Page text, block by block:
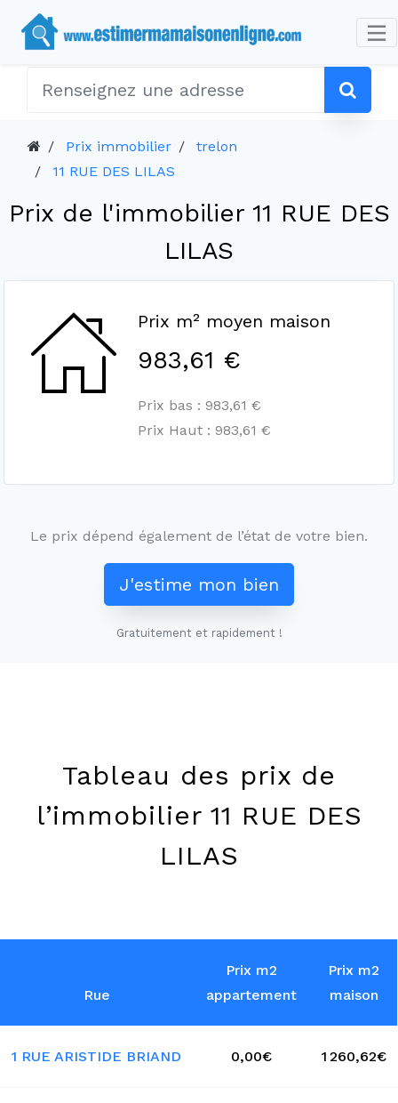
Prix immobilier
trelon
11 RUE DES LILAS
Prix de l'immobilier 11 RUE DES
LILAS
Prix m² moyen maison
983,61 €
Prix bas : 983,61 €
Prix Haut : 983,61 €
Le prix dépend également de l’état de votre bien.
J'estime mon bien
Gratuitement et rapidement !
Tableau des prix de
l’immobilier 11 RUE DES
LILAS
Rue
Prix m2
appartement
Prix m2
maison
1 RUE ARISTIDE BRIAND 0,00€ 1 260,62€